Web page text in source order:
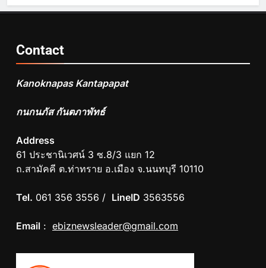
Contact
Kanoknapas Kantapapat
กนกนภัส กันตภาพัทธ์
Address
61 ประชานิเวศน์ 3 ซ.8/3 แยก 12
ถ.สามัคคี ต.ท่าทราย อ.เมือง จ.นนทบุรี 10110
Tel. 061 356 3556 / LineID 3563556
Email : ebiznewsleader@gmail.com